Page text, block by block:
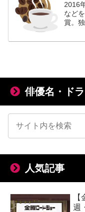
2016
など
賞。
俳優名・ド
人気記事
週